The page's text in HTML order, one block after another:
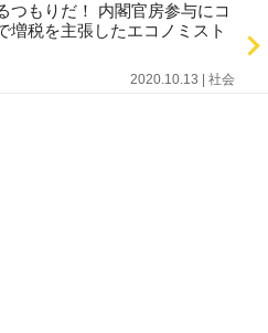
つもりだ！ 内閣官房参与にコ
増税を主張したエコノミスト
2020.10.13 | 社会